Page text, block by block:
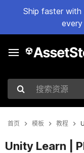
Ship faster
搜索资源
首页 模板 教程
Unity Learn |